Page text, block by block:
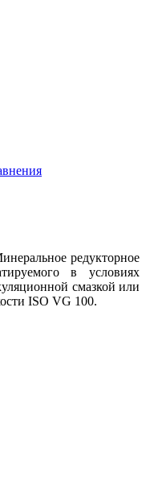
редукторное
в условиях
смазкой или
ISO VG 100.